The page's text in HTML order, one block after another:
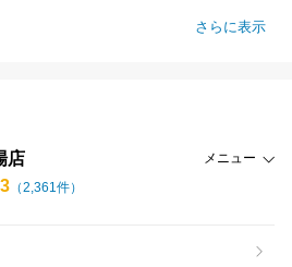
さらに表示
店 メニュー
（2,361件）